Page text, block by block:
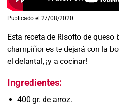
Publicado el 27/08/2020
Esta receta de Risotto de queso
champiñones te dejará con la
el delantal, ¡y a cocinar!
Ingredientes:
400 gr. de arroz.